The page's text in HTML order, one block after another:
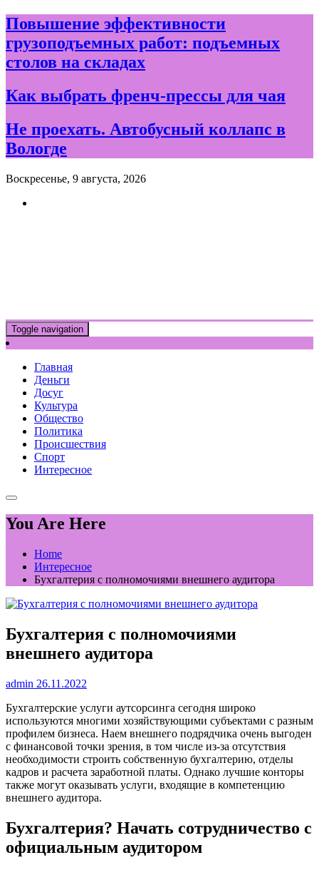
Skip
to
content
Повышение эффективности
грузоподъемных работ: подъемных
столов на складах
Как выбрать френч-прессы для чая
Не проехать. Автобусный коллапс в
Вологде
Воскресенье, 9 августа, 2026
Toggle navigation
Главная
Деньги
Досуг
Культура
Общество
Политика
Происшествия
Спорт
Интересное
You Are Here
Home
Интересное
Бухгалтерия с полномочиями внешнего аудитора
Бухгалтерия с полномочиями
внешнего аудитора
admin 26.11.2022
Бухгалтерские услуги аутсорсинга сегодня широко
используются многими хозяйствующими субъектами с разным
профилем бизнеса. Наем внешнего подрядчика очень выгоден
с финансовой точки зрения, в том числе из-за отсутствия
необходимости строить собственную бухгалтерию, отделы
кадров и расчета заработной платы. Однако лучшие конторы
также могут оказывать услуги, входящие в компетенцию
внешнего аудитора.
Бухгалтерия? Начать сотрудничество с
официальным аудитором